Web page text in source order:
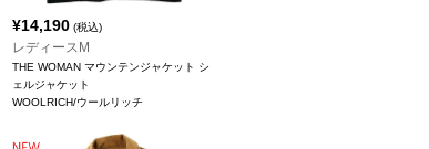
¥14,190 (税込)
レディースM
THE WOMAN マウンテンジャケット シ
ェルジャケット
WOOLRICH/ウールリッチ